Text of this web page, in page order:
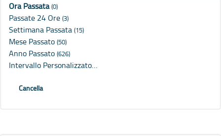
Ora Passata(0)
Passate 24 Ore (3)
Settimana Passata (15)
Mese Passato (50)
Anno Passato (626)
Intervallo Personalizzato…
Cancella